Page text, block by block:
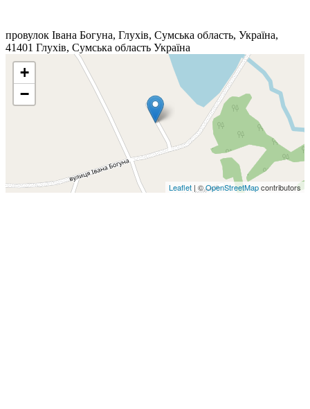
провулок Івана Богуна, Глухів, Сумська область, Україна,
41401 Глухів, Сумська область Україна
+
−
Leaflet | ©OpenStreetMapcontributors